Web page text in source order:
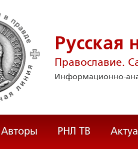
Русская
Православие.
Информационно-
Авторы РНЛ ТВ